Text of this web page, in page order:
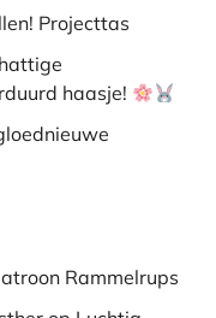
Projecttas
haasje!
Rammelrups